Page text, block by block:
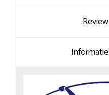
Review
Informatie